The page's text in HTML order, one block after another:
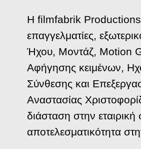
Η filmfabrik Productions
επαγγελματίες,
Ήχου, Μοντάζ, Motion
Αφήγησης κειμένων,
Σύνθεσης και
Αναστασίας
διάσταση στην
αποτελεσματικότητα